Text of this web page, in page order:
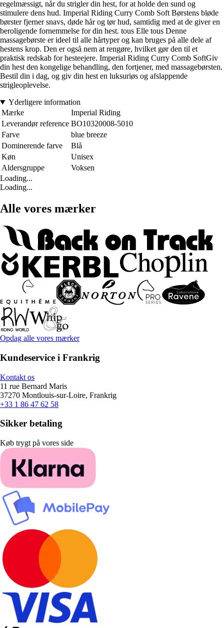
regelmæssigt, når du strigler din hest, for at holde den sund og
stimulere dens hud. Imperial Riding Curry Comb Soft Børstens bløde
børster fjerner snavs, døde hår og tør hud, samtidig med at de giver en
beroligende fornemmelse for din hest. tous Elle tous Denne
massagebørste er ideel til alle hårtyper og kan bruges på alle dele af
hestens krop. Den er også nem at rengøre, hvilket gør den til et
praktisk redskab for hesteejere. Imperial Riding Curry Comb SoftGiv
din hest den kongelige behandling, den fortjener, med massagebørsten.
Bestil din i dag, og giv din hest en luksuriøs og afslappende
strigleoplevelse.
Yderligere information
Mærke
Imperial Riding
Leverandør reference BO10320008-5010
Farve
blue breeze
Dominerende farve
Blå
Køn
Unisex
Aldersgruppe
Voksen
Loading...
Loading...
Alle vores mærker
Opdag alle vores mærker
Kundeservice i Frankrig
Kontakt os
11 rue Bernard Maris
37270 Montlouis-sur-Loire, Frankrig
+33 1 86 47 62 58
Sikker betaling
Køb trygt på vores side